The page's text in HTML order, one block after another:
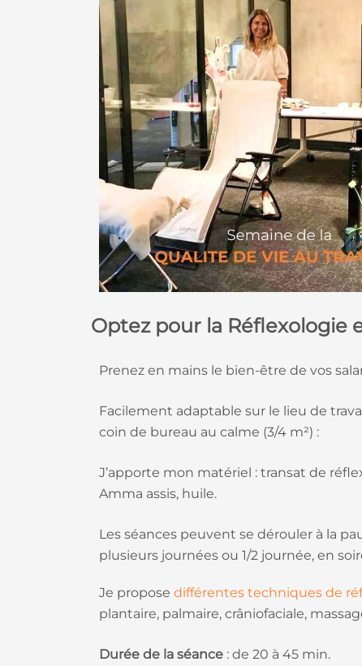
Optez pour la Réflexologie
Prenez en mains le bien-être de vos
Facilement adaptable sur le lieu de
coin de bureau au calme (3/4 m²) :
J’apporte mon matériel : transat de
Amma assis, huile.
Les séances peuvent se dérouler à la
plusieurs journées ou 1/2 journée, en
Je propose différentes techniques de
plantaire, palmaire, crâniofaciale,
Durée de la séance : de 20 à 45 min.